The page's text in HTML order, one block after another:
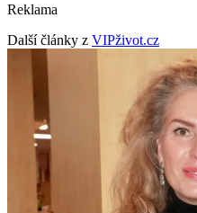
Reklama
Další články z VIPživot.cz